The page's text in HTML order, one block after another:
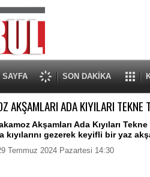
SAYFA SON DAKİKA
AKŞAMLARI ADA KIYILARI TEKNE
Akşamları Ada Kıyıları
gezerek keyifli bir yaz
Temmuz 2024 Pazartesi 14:30